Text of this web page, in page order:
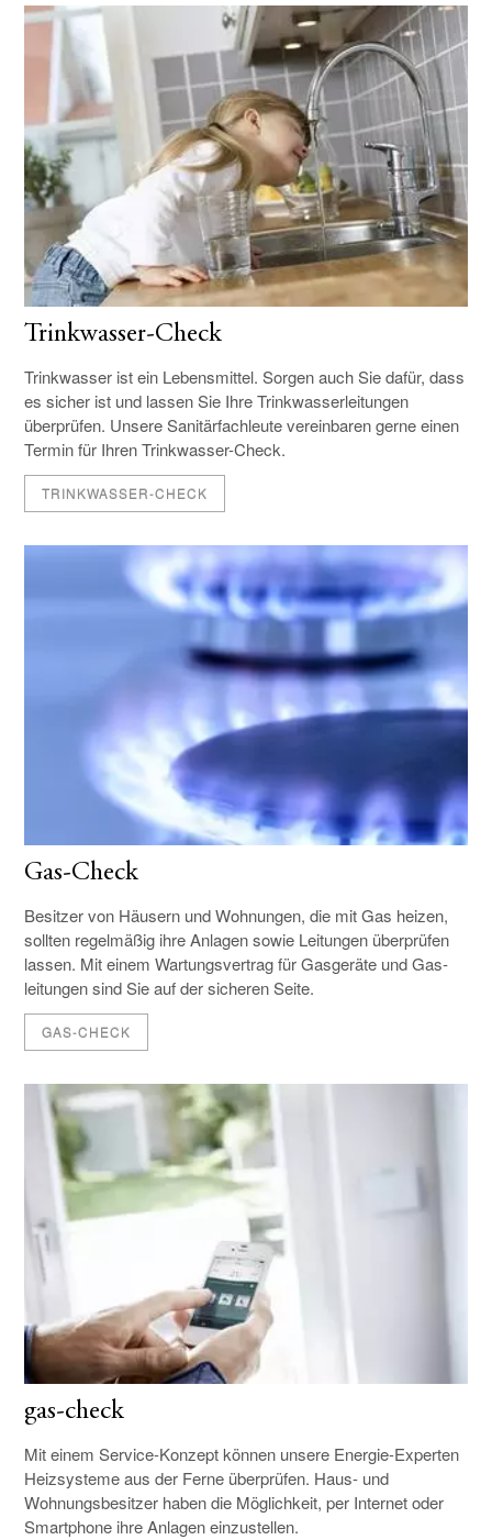
Trinkwasser-Check
Trinkwasser ist ein Lebensmittel. Sorgen auch Sie dafür, dass
es sicher ist und lassen Sie Ihre Trink­wasser­leitungen
überprüfen. Unsere Sanitär­fachleute ver­ein­baren gerne einen
Termin für Ihren Trink­wasser-Check.
TRINKWASSER-CHECK
Gas-Check
Besitzer von Häusern und Wohnungen, die mit Gas heizen,
sollten regelmäßig ihre Anlagen sowie Leitungen über­prüfen
lassen. Mit einem Wartungs­ver­trag für Gas­­geräte ­und Gas­­
leitungen sind Sie auf der sicheren Seite.
GAS-CHECK
gas-check
Mit einem Service-Konzept können unsere Energie-Experten
Heizsysteme aus der Ferne überprüfen. Haus- und
Wohnungsbesitzer haben die Möglich­keit, per Internet oder
Smartphone ihre Anlagen einzustellen.